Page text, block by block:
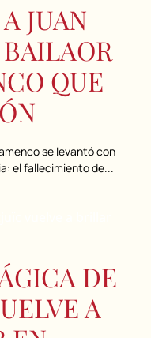
JUAN
QUE
se levantó con
el fallecimiento de...
DE
A